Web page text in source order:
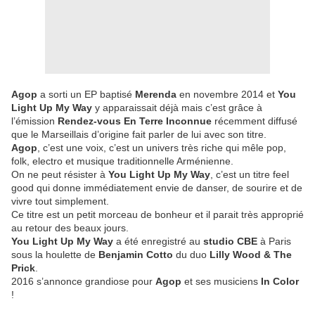
Agop a sorti un EP baptisé Merenda en novembre 2014 et You
Light Up My Way y apparaissait déjà mais c’est grâce à
l’émission Rendez-vous En Terre Inconnue récemment diffusé
que le Marseillais d’origine fait parler de lui avec son titre.
Agop , c’est une voix, c’est un univers très riche qui mêle pop,
folk, electro et musique traditionnelle Arménienne.
On ne peut résister à You Light Up My Way , c’est un titre feel
good qui donne immédiatement envie de danser, de sourire et de
vivre tout simplement.
Ce titre est un petit morceau de bonheur et il parait très approprié
au retour des beaux jours.
You Light Up My Way a été enregistré au studio CBE à Paris
sous la houlette de Benjamin Cotto du duo Lilly Wood & The
Prick
2016 s’annonce grandiose pour Agop et ses musiciens In Color
!